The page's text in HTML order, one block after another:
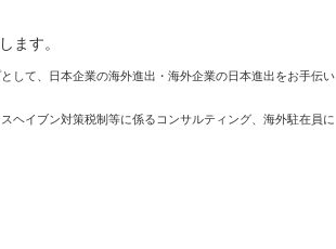
ます。
して、日本企業の海外進出・海外企業の日本進出をお手伝い
ヘイブン対策税制等に係るコンサルティング、海外駐在員に